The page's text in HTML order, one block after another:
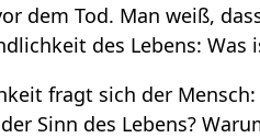
dem Tod. Man weiß,
des Lebens: Was
fragt sich der
Sinn des Lebens?